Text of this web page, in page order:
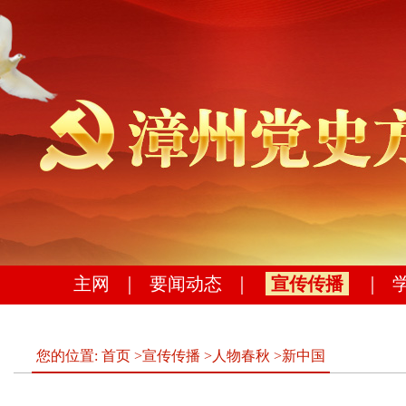
主网 要闻动态 宣传传播
您的位置: 首页 >宣传传播 >人物春秋 >新中国